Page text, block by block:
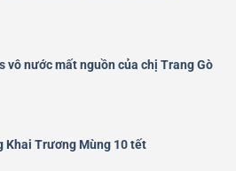
vô nước mất nguồn của chị Trang Gò
Khai Trương Mùng 10 tết